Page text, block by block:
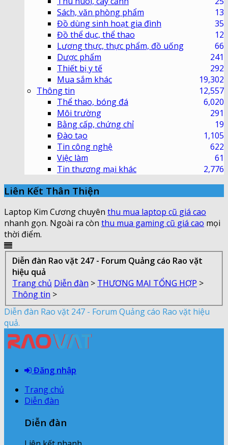
Sách, văn phòng phẩm
13
Đồ dùng sinh hoạt gia đình
35
Đồ thể dục, thể thao
12
Lương thực, thực phẩm, đồ uống
66
Dược phẩm
241
Thiết bị y tế
292
Mua sắm khác
19,302
Thông tin
12,557
Thể thao, bóng đá
6,020
Môi trường
291
Bằng cấp, chứng chỉ
19
Đào tạo
1,105
Tin công nghệ
622
Việc làm
61
Tin thương mại khác
2,776
Liên Kết Thân Thiện
Laptop Kim Cương chuyên thu mua laptop cũ giá cao
nhanh gọn. Ngoài ra còn thu mua gaming cũ giá cao mọi
thời điểm.
Diễn đàn Rao vặt 247 - Forum Quảng cáo Rao vặt
hiệu quả
Trang chủ Diễn đàn > THƯƠNG MẠI TỔNG HỢP >
Thông tin >
Diễn đàn Rao vặt 247 - Forum Quảng cáo Rao vặt hiệu
quả.
Đăng nhập
Trang chủ
Diễn đàn
Diễn đàn